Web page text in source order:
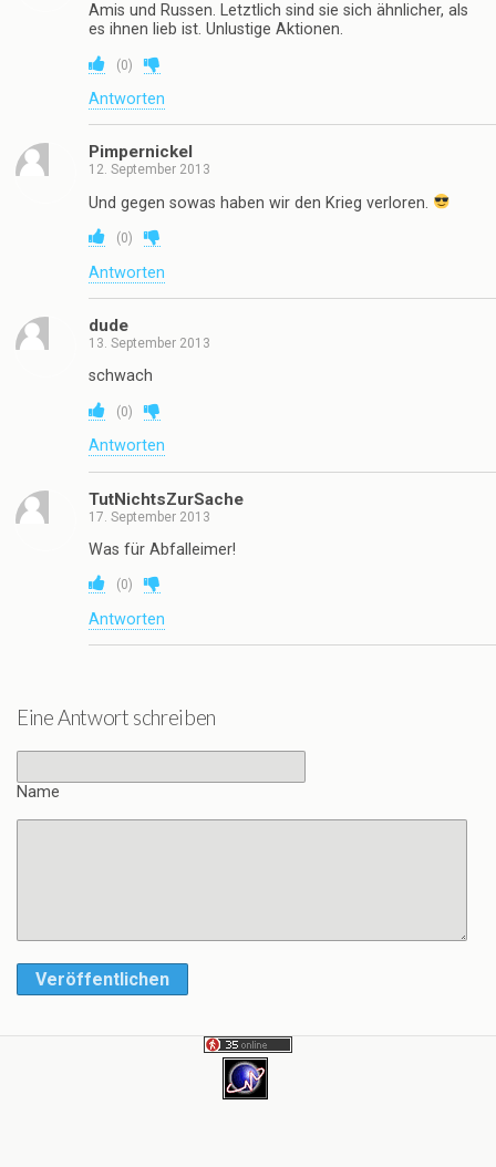
Amis und Russen. Letztlich sind sie sich ähnlicher, als
es ihnen lieb ist. Unlustige Aktionen.
(0)
Antworten
Pimpernickel
12. September 2013
Und gegen sowas haben wir den Krieg verloren.
(0)
Antworten
dude
13. September 2013
schwach
(0)
Antworten
TutNichtsZurSache
17. September 2013
Was für Abfalleimer!
(0)
Antworten
Eine Antwort schreiben
Name
Veröffentlichen